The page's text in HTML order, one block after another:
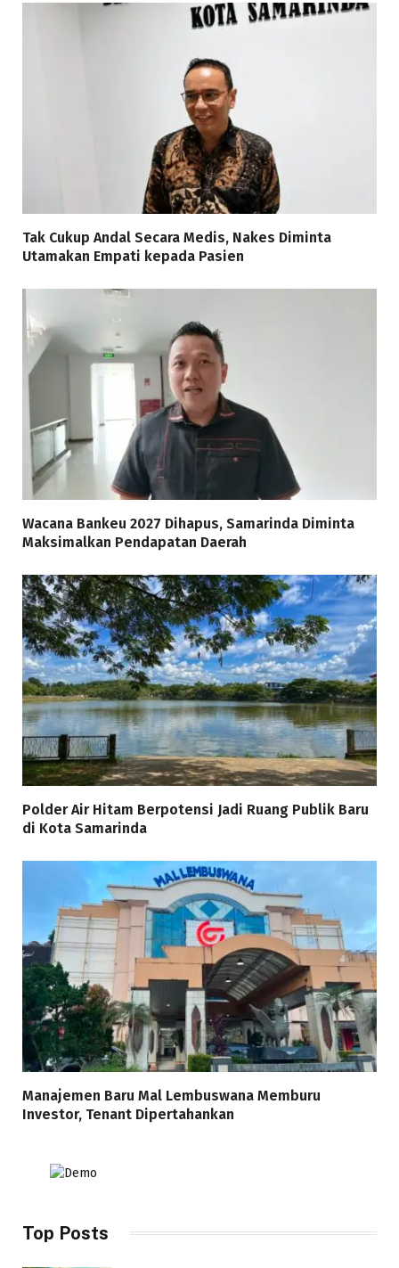
Tak Cukup Andal Secara Medis, Nakes Diminta
Utamakan Empati kepada Pasien
Wacana Bankeu 2027 Dihapus, Samarinda Diminta
Maksimalkan Pendapatan Daerah
Polder Air Hitam Berpotensi Jadi Ruang Publik Baru
di Kota Samarinda
Manajemen Baru Mal Lembuswana Memburu
Investor, Tenant Dipertahankan
Top Posts